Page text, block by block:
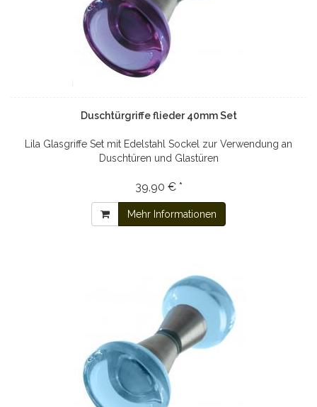
Duschtürgriffe flieder 40mm Set
Lila Glasgriffe Set mit Edelstahl Sockel zur Verwendung an
Duschtüren und Glastüren
39,90 € *
Mehr Informationen